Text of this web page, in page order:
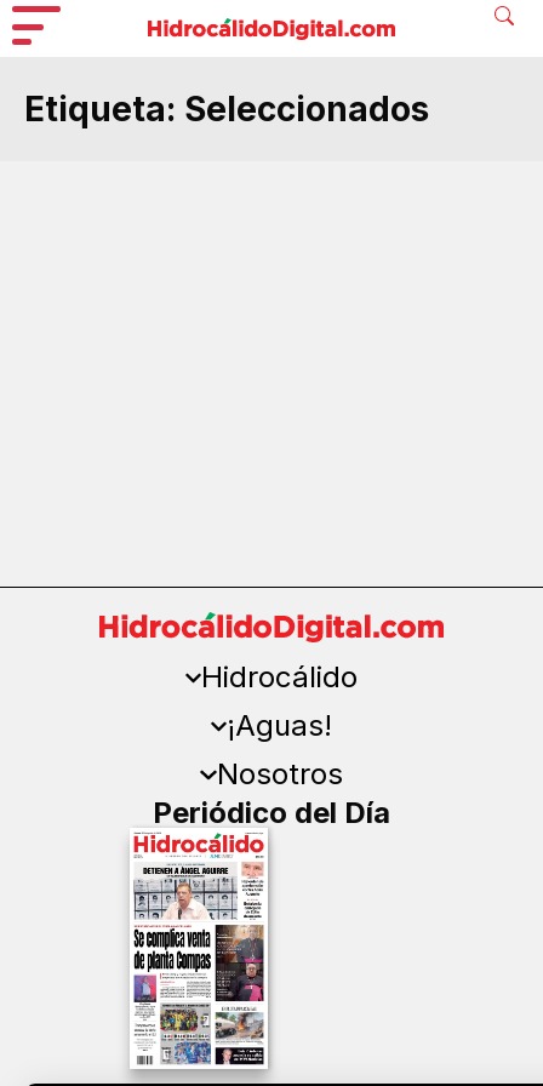
Etiqueta: Seleccionados
Hidrocálido
¡Aguas!
Nosotros
Periódico del Día